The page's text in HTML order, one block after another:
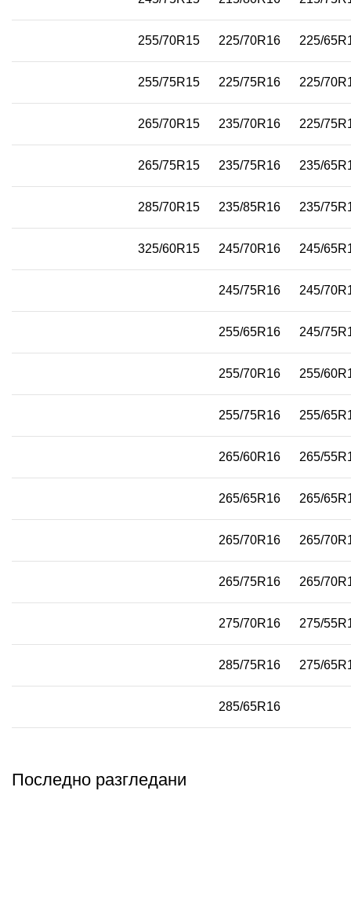
255/70R15 225/70R16 225/
255/75R15 225/75R16 225/
265/70R15 235/70R16 225/
265/75R15 235/75R16 235/
285/70R15 235/85R16 235/
325/60R15 245/70R16 245/
245/75R16 245/
255/65R16 245/
255/70R16 255/
255/75R16 255/
265/60R16 265/
265/65R16 265/
265/70R16 265/
265/75R16 265/
275/70R16 275/
285/75R16 275/
285/65R16
Последно разгледани